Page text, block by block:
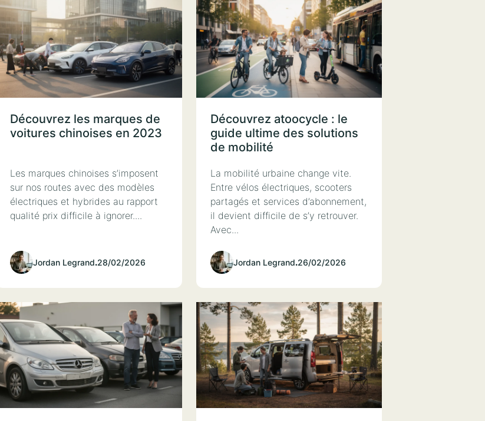
Découvrez les marques de
voitures chinoises en 2023
Les marques chinoises s’imposent
sur nos routes avec des modèles
électriques et hybrides au rapport
qualité prix difficile à ignorer....
Jordan Legrand.28/02/2026
Découvrez atoocycle : le
guide ultime des solutions
de mobilité
La mobilité urbaine change vite.
Entre vélos électriques, scooters
partagés et services d’abonnement,
il devient difficile de s’y retrouver.
Avec...
Jordan Legrand.26/02/2026